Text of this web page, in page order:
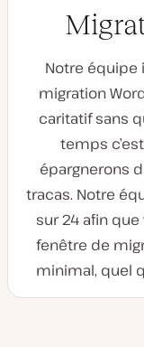
Notre équipe
migration
caritatif sans
temps
épargnerons
tracas. Notre
sur 24 afin
fenêtre de
minimal, quel